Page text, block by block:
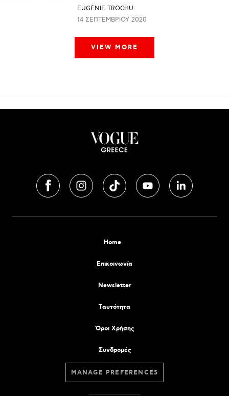
EUGÉNIE TROCHU
14 ΣΕΠΤΕΜΒΡΊΟΥ 2020
VIEW MORE
Home
Επικοινωνία
Newsletter
Tαυτότητα
Όροι Χρήσης
Συνδρομές
MANAGE PREFERENCES